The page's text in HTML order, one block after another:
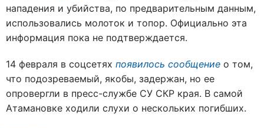
нападения и убийства, по предварительным данным,
использовались молоток и топор. Официально эта
информация пока не подтверждается.
14 февраля в соцсетях появилось сообщение о том,
что подозреваемый, якобы, задержан, но ее
опровергли в пресс-службе СУ СКР края. В самой
Атамановке ходили слухи о нескольких погибших.